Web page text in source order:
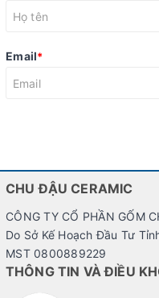
Email*
CHU ĐẬU CERAMIC
CÔNG TY CỔ PHẦN GỐM
Do Sở Kế Hoạch Đầu Tư
MST 0800889229
THÔNG TIN VÀ ĐIỀU